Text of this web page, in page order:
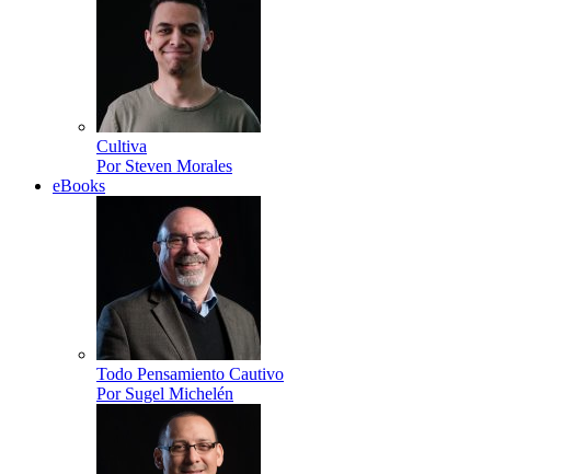
Cultiva
Por Steven Morales
eBooks
Todo Pensamiento Cautivo
Por Sugel Michelén